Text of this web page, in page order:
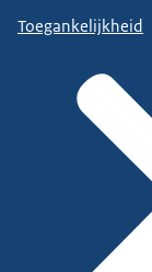
Toegankelijkheid